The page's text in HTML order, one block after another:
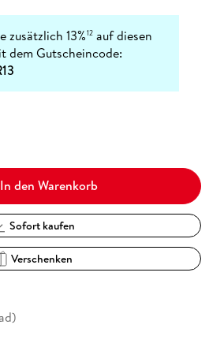
zusätzlich 13%12 auf diesen
dem Gutscheincode:
In den Warenkorb
Sofort kaufen
Verschenken